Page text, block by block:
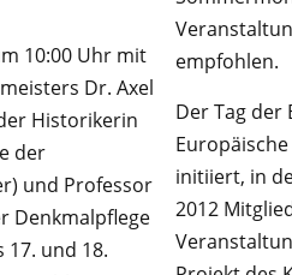
10:00 Uhr mit
Dr. Axel
Historikerin
der
und Professor
Denkmalpflege
und 18.
empfohlen.
Der Tag der
initiiert, in
2012